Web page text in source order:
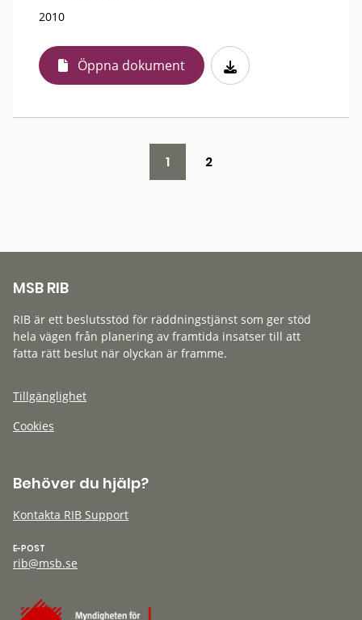
2010
Öppna dokument
1 2
MSB RIB
RIB är ett beslutsstöd för räddningstjänst som ger stöd
hela vägen från planering av framtida insatser till att
fatta rätt beslut när olyckan är framme.
Tillgänglighet
Cookies
Behöver du hjälp?
Kontakta RIB Support
E-POST
rib@msb.se